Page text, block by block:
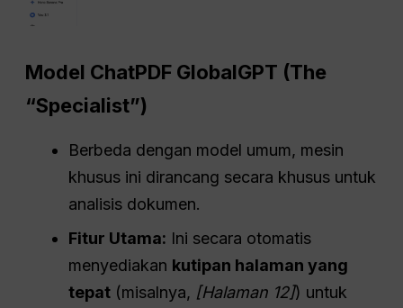
Model ChatPDF GlobalGPT (The
“Specialist”)
Berbeda dengan model umum, mesin
khusus ini dirancang secara khusus untuk
analisis dokumen.
Fitur Utama: Ini secara otomatis
menyediakan kutipan halaman yang
tepat (misalnya, [Halaman 12]) untuk